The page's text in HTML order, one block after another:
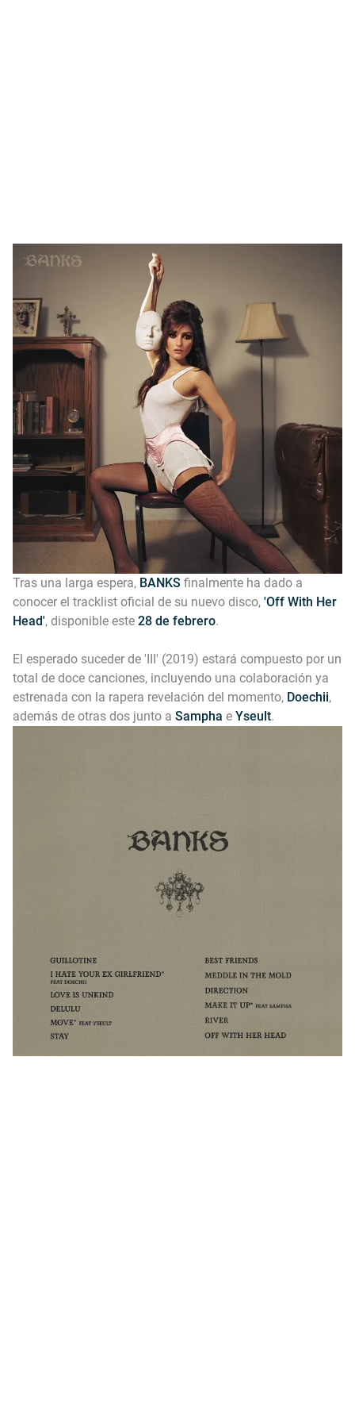
Tras una larga espera, BANKS finalmente ha dado a
conocer el tracklist oficial de su nuevo disco, 'Off With Her
Head', disponible este 28 de febrero.
El esperado suceder de 'III' (2019) estará compuesto por un
total de doce canciones, incluyendo una colaboración ya
estrenada con la rapera revelación del momento, Doechii,
además de otras dos junto a Sampha e Yseult.